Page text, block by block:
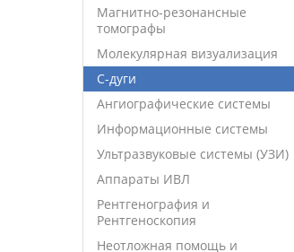
Магнитно-резонансные
томографы
Молекулярная визуализация
С-дуги
Ангиографические системы
Информационные системы
Ультразвуковые системы (УЗИ)
Аппараты ИВЛ
Рентгенография и
Рентгеноскопия
Неотложная помощь и